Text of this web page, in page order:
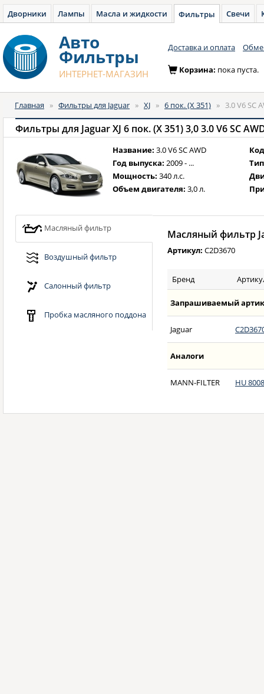
Дворники Лампы Масла и жидкости Фильтры Свечи
Авто
Фильтры
ИНТЕРНЕТ-МАГАЗИН
Доставка и оплата
Корзина: пока пуста.
Главная » Фильтры для Jaguar » XJ » 6 пок. (X 351) » 3.0 V6 SC
Фильтры для Jaguar XJ 6 пок. (X 351) 3,0 3.0 V6 SC
Название: 3.0 V6 SC AWD
Год выпуска: 2009 - ...
Мощность: 340 л.с.
Объем двигателя: 3,0 л.
Масляный фильтр
Воздушный фильтр
Салонный фильтр
Пробка масляного поддона
Масляный фильтр
Артикул: C2D3670
Бренд
Запрашиваемый
Jaguar
Аналоги
MANN-FILTER HU